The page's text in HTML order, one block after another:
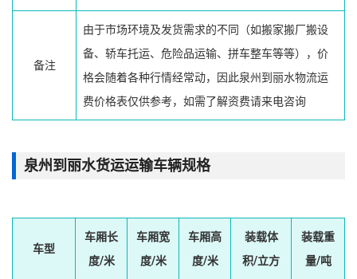
备注
由于市场环境及发货需求的不同（如搬家搬厂搬设
备、轿车托运、危险品运输、拼车整车等等），价
格会随着各种行情经常动，因此泉州到丽水物流运
费价格表仅供参考，如需了解资费请来电咨询
泉州到丽水货运运输车辆规格
车型
车厢长
度/米
车厢宽
度/米
车厢高
度/米
装载体
积/立方
装载重
量/吨